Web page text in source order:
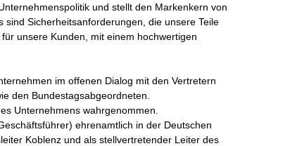
und stellt den Markenkern von
Sicherheitsanforderungen, die unsere Teile
unsere Kunden, mit einem hochwertigen
im offenen Dialog mit den Vertretern
den Bundestagsabgeordneten.
Unternehmens wahrgenommen.
ehrenamtlich in der Deutschen
Koblenz und als stellvertretender Leiter des